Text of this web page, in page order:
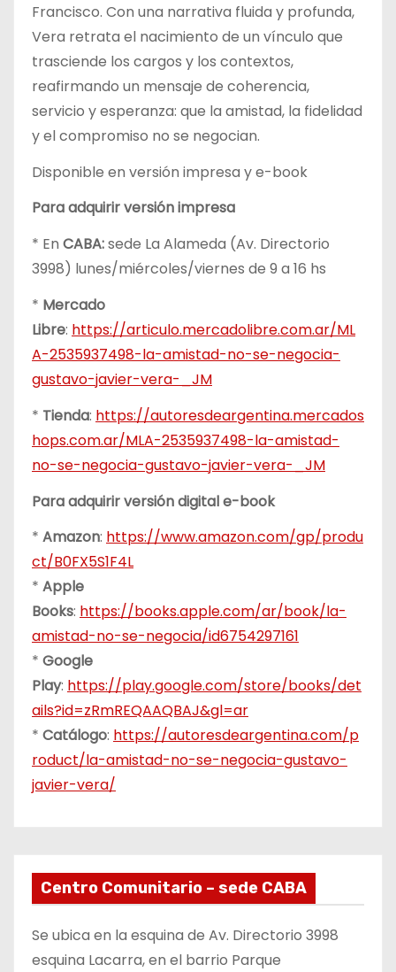
Francisco. Con una narrativa fluida y profunda,
Vera retrata el nacimiento de un vínculo que
trasciende los cargos y los contextos,
reafirmando un mensaje de coherencia,
servicio y esperanza: que la amistad, la fidelidad
y el compromiso no se negocian.
Disponible en versión impresa y e-book
Para adquirir versión impresa
* En CABA:sede La Alameda (Av. Directorio
3998) lunes/miércoles/viernes de 9 a 16 hs
* Mercado
Libre: https://articulo.mercadolibre.com.ar/ML
A-2535937498-la-amistad-no-se-negocia-
gustavo-javier-vera-_JM
* Tienda: https://autoresdeargentina.mercados
hops.com.ar/MLA-2535937498-la-amistad-
no-se-negocia-gustavo-javier-vera-_JM
Para adquirir versión digital e-book
* Amazon: https://www.amazon.com/gp/produ
ct/B0FX5S1F4L
* Apple
Books: https://books.apple.com/ar/book/la-
amistad-no-se-negocia/id6754297161
* Google
Play: https://play.google.com/store/books/det
ails?id=zRmREQAAQBAJ&gl=ar
* Catálogo: https://autoresdeargentina.com/p
roduct/la-amistad-no-se-negocia-gustavo-
javier-vera/
Centro Comunitario – sede CABA
Se ubica en la esquina de Av. Directorio 3998
esquina Lacarra, en el barrio Parque